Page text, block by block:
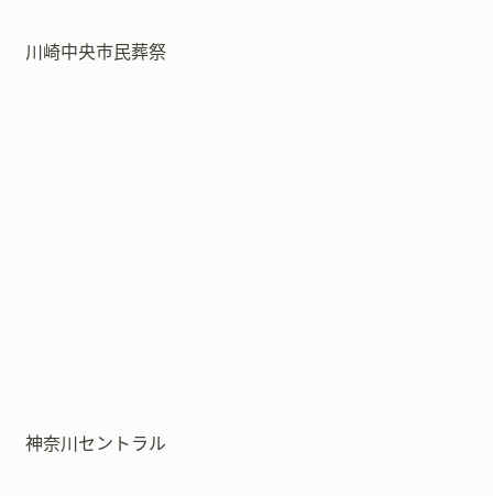
川崎中央市民葬祭
神奈川セントラル